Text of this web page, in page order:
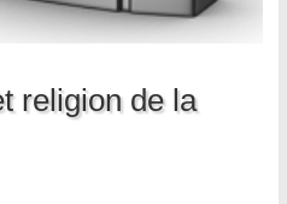
religion de la